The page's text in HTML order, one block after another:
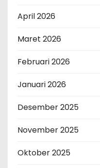
April 2026
Maret 2026
Februari 2026
Januari 2026
Desember 2025
November 2025
Oktober 2025